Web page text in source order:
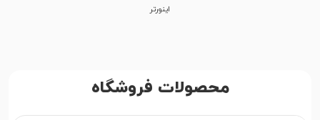
اینورتر
محصولات فروشگاه